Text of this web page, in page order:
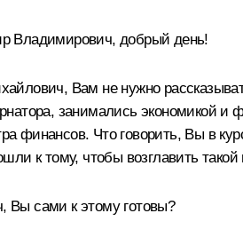
Владимирович, добрый день!
Вам не нужно
занимались экономикой
финансов. Что говорить, Вы в
к тому, чтобы возглавить
сами к этому готовы?